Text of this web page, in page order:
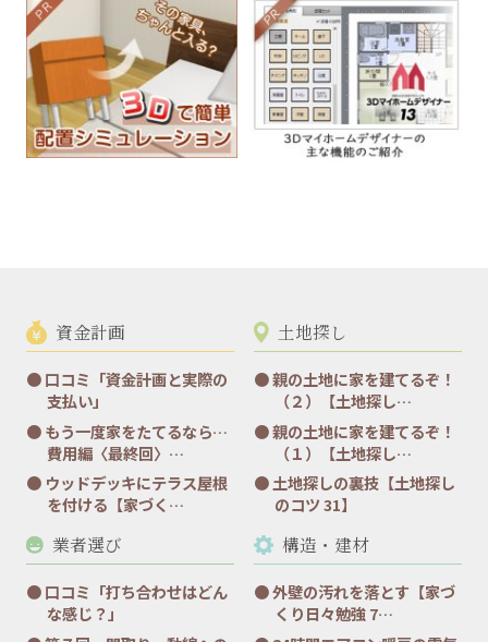
資金計画
口コミ「資金計画と実際の
支払い」
もう一度家をたてるなら…
費用編〈最終回〉…
ウッドデッキにテラス屋根
を付ける【家づく…
土地探し
親の土地に家を建てるぞ！
（２）【土地探し…
親の土地に家を建てるぞ！
（１）【土地探し…
土地探しの裏技【土地探し
のコツ 31】
業者選び
口コミ「打ち合わせはどん
な感じ？」
構造・建材
外壁の汚れを落とす【家づ
くり日々勉強 7…